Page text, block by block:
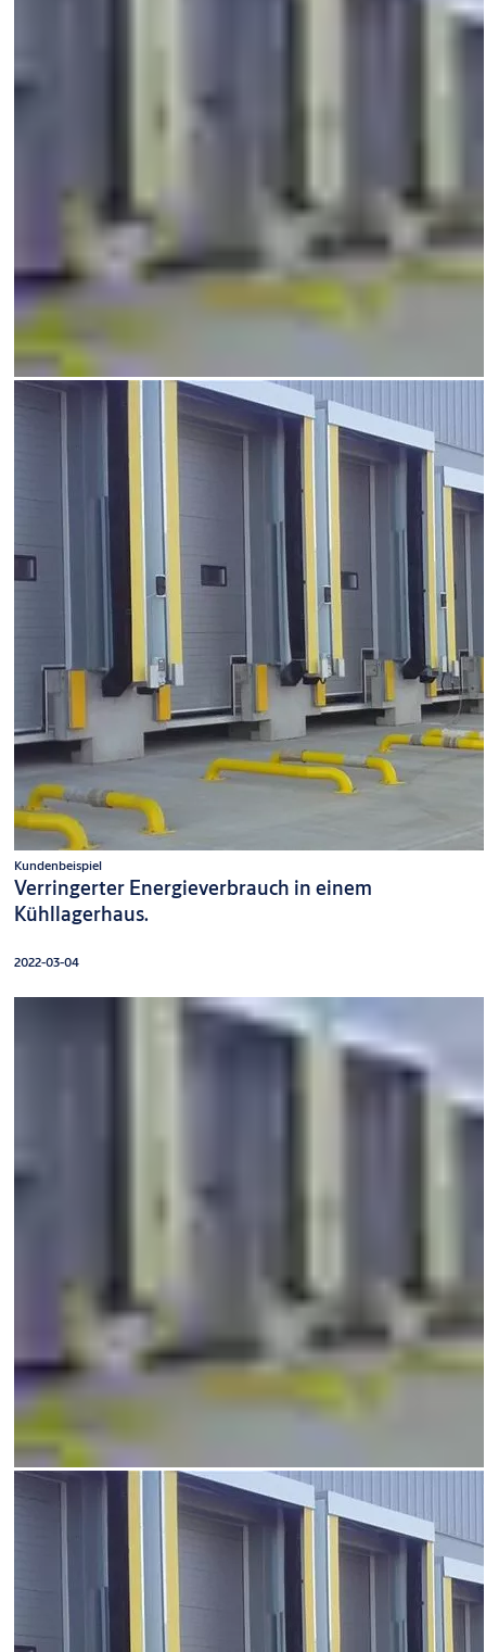
Kundenbeispiel
Verringerter Energieverbrauch in einem
Kühllagerhaus.
2022-03-04